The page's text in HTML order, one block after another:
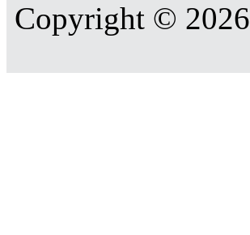
Copyright © 2026